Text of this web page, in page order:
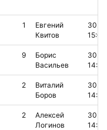
1
Евгений
Квитов
15:02
9
Борис
Васильев
14:29
2
Виталий
Боров
14:22
2
Алексей
Логинов
14:19